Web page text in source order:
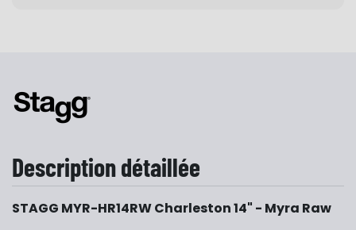
Description détaillée
STAGG MYR-HR14RW Charleston 14" - Myra Raw